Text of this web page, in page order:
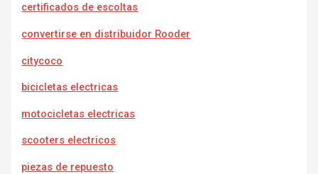
certificados de escoltas
convertirse en distribuidor Rooder
citycoco
bicicletas electricas
motocicletas electricas
scooters electricos
piezas de repuesto